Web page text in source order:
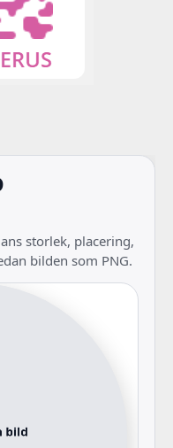
storlek, placering,
bilden som PNG.